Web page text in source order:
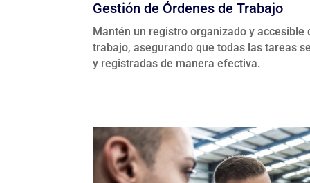
Gestión de Órdenes de Trabajo
Mantén un registro organizado y accesible
trabajo, asegurando que todas las tareas
y registradas de manera efectiva.